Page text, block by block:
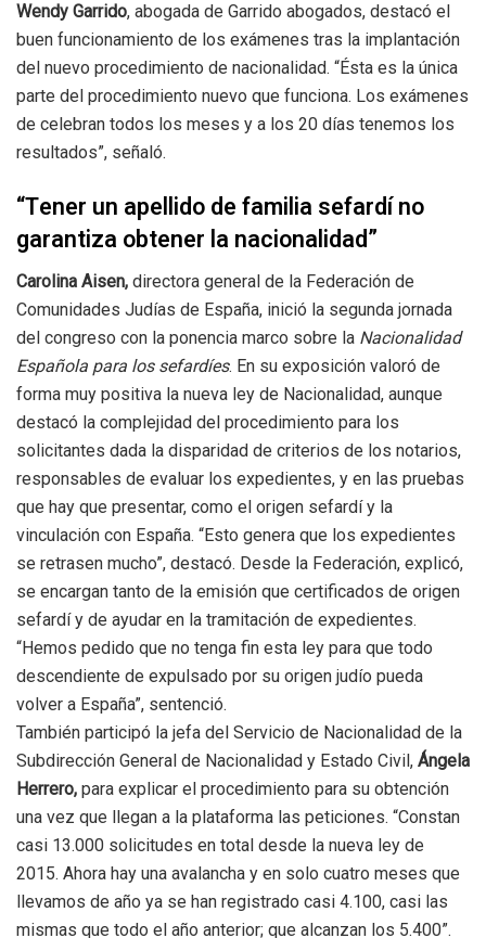
Wendy Garrido, abogada de Garrido abogados, destacó el
buen funcionamiento de los exámenes tras la implantación
del nuevo procedimiento de nacionalidad. “Ésta es la única
parte del procedimiento nuevo que funciona. Los exámenes
de celebran todos los meses y a los 20 días tenemos los
resultados”, señaló.
“Tener un apellido de familia sefardí no
garantiza obtener la nacionalidad”
Carolina Aisen, directora general de la Federación de
Comunidades Judías de España, inició la segunda jornada
del congreso con la ponencia marco sobre la Nacionalidad
Española para los sefardíes. En su exposición valoró de
forma muy positiva la nueva ley de Nacionalidad, aunque
destacó la complejidad del procedimiento para los
solicitantes dada la disparidad de criterios de los notarios,
responsables de evaluar los expedientes, y en las pruebas
que hay que presentar, como el origen sefardí y la
vinculación con España. “Esto genera que los expedientes
se retrasen mucho”, destacó. Desde la Federación, explicó,
se encargan tanto de la emisión que certificados de origen
sefardí y de ayudar en la tramitación de expedientes.
“Hemos pedido que no tenga fin esta ley para que todo
descendiente de expulsado por su origen judío pueda
volver a España”, sentenció.
También participó la jefa del Servicio de Nacionalidad de la
Subdirección General de Nacionalidad y Estado Civil, Ángela
Herrero, para explicar el procedimiento para su obtención
una vez que llegan a la plataforma las peticiones. “Constan
casi 13.000 solicitudes en total desde la nueva ley de
2015. Ahora hay una avalancha y en solo cuatro meses que
llevamos de año ya se han registrado casi 4.100, casi las
mismas que todo el año anterior; que alcanzan los 5.400”.